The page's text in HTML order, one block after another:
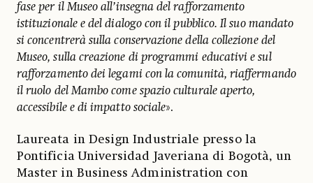
fase per il Museo all’insegna del rafforzamento
istituzionale e del dialogo con il pubblico. Il suo mandato
si concentrerà sulla conservazione della collezione del
Museo, sulla creazione di programmi educativi e sul
rafforzamento dei legami con la comunità, riaffermando
il ruolo del Mambo come spazio culturale aperto,
accessibile e di impatto sociale».
Laureata in Design Industriale presso la
Pontificia Universidad Javeriana di Bogotà, un
Master in Business Administration con